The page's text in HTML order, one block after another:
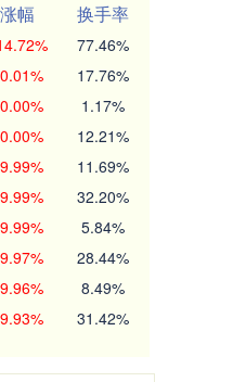
涨幅
换手率
77.46%
17.76%
1.17%
12.21%
11.69%
32.20%
5.84%
28.44%
8.49%
31.42%